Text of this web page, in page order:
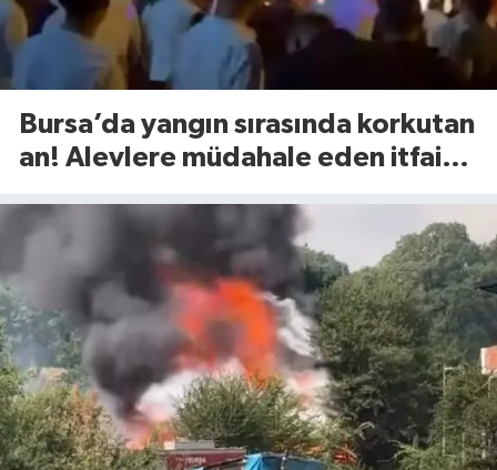
Bursa’da yangın sırasında korkutan
an! Alevlere müdahale eden itfaiye